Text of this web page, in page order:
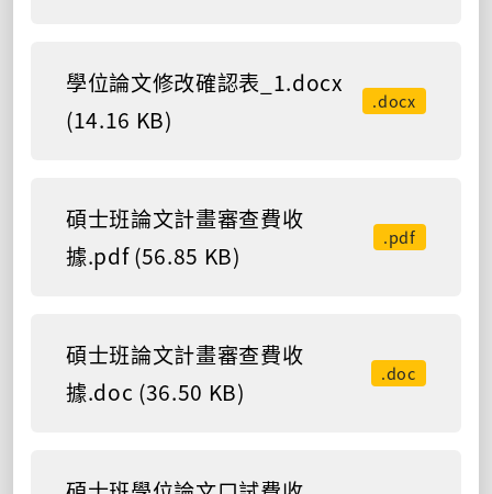
學位論文修改確認表_1.docx
(14.16 KB)
.docx
碩士班論文計畫審查費收
據.pdf (56.85 KB)
.pdf
碩士班論文計畫審查費收
據.doc (36.50 KB)
.doc